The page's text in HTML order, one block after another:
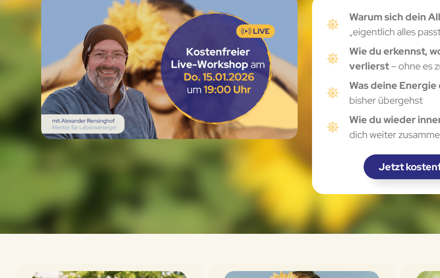
Warum sich dein
„eigentlich alles
Wie du erkennst,
verlierst– ohne es
Was deine
bisher übergehst
Wie du wieder
dich weiter
Jetzt